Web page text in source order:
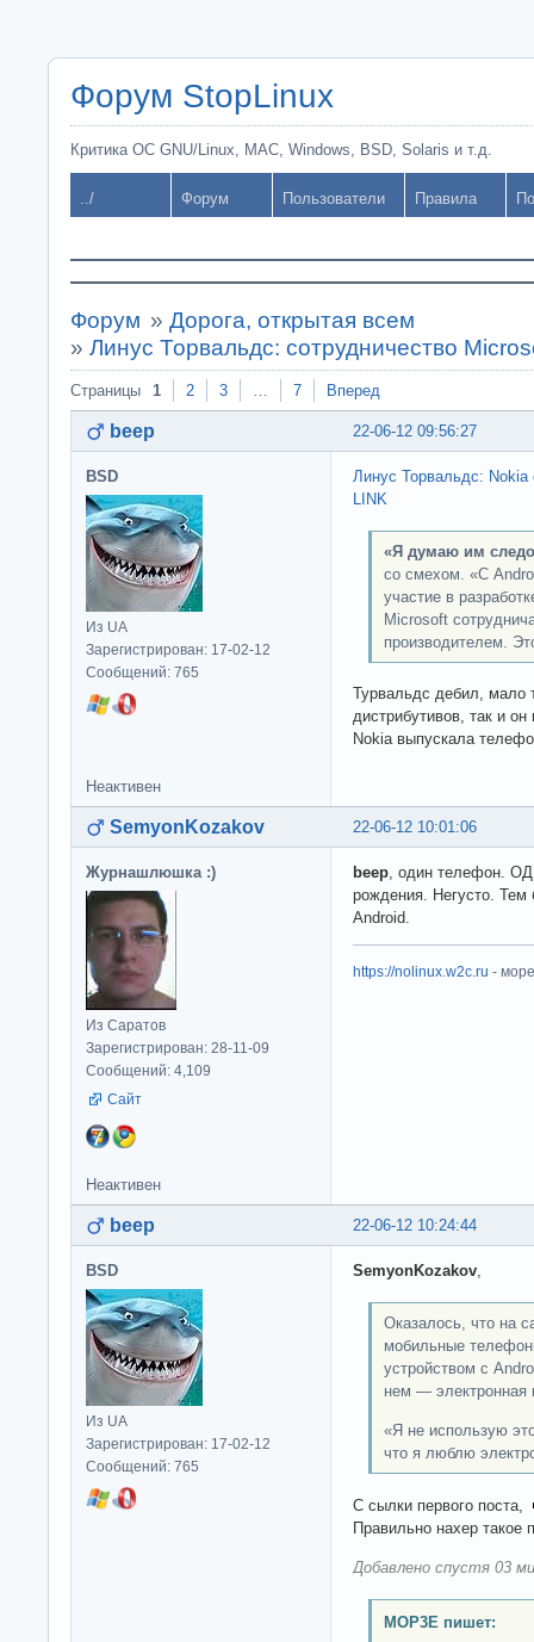
Форум StopLinux
Критика ОС GNU/Linux, MAC, Windows, BSD, Solaris и т.д.
../ Форум Пользователи Правила
Форум » Дорога, открытая всем
» Линус Торвальдс: сотрудничество
Страницы 1 2 3 … 7 Вперед
22-06-12 09:56:27
beep
BSD
Из UA
Зарегистрирован: 17-02-12
Сообщений: 765
Линус Торвальдс:
LINK
«Я думаю им
со смехом. «С
участие в
Microsoft
производителем.
Турвальдс дебил, мало
дистрибутивов, так и
Nokia выпускала
Неактивен
22-06-12 10:01:06
SemyonKozakov
Журнашлюшка :)
Из Саратов
Зарегистрирован: 28-11-09
Сообщений: 4,109
Сайт
beep, один телефон.
рождения. Негусто. Тем
Android.
https://nolinux.w2c.ru -
Неактивен
22-06-12 10:24:44
beep
BSD
Из UA
Зарегистрирован: 17-02-12
Сообщений: 765
SemyonKozakov,
Оказалось, что на
мобильные
устройством с
нем — электронная
«Я не использую
что я люблю
С сылки первого поста,
Правильно нахер такое
Добавлено спустя 03
MOP3E пишет: